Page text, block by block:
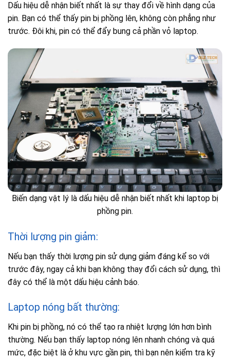
Dấu hiệu dễ nhận biết nhất là sự thay đổi về hình dạng của
pin. Bạn có thể thấy pin bị phồng lên, không còn phẳng như
trước. Đôi khi, pin có thể đẩy bung cả phần vỏ laptop.
Biến dạng vật lý là dấu hiệu dễ nhận biết nhất khi laptop bị
phồng pin.
Thời lượng pin giảm:
Nếu bạn thấy thời lượng pin sử dụng giảm đáng kể so với
trước đây, ngay cả khi bạn không thay đổi cách sử dụng, thì
đây có thể là một dấu hiệu cảnh báo.
Laptop nóng bất thường:
Khi pin bị phồng, nó có thể tạo ra nhiệt lượng lớn hơn bình
thường. Nếu bạn thấy laptop nóng lên nhanh chóng và quá
mức, đặc biệt là ở khu vực gần pin, thì bạn nên kiểm tra kỹ